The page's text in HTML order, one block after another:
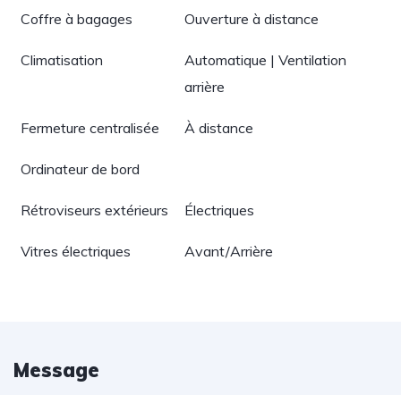
Coffre à bagages Ouverture à distance
Climatisation
Automatique | Ventilation
arrière
Fermeture centralisée À distance
Ordinateur de bord
Rétroviseurs extérieurs Électriques
Vitres électriques Avant/Arrière
Message